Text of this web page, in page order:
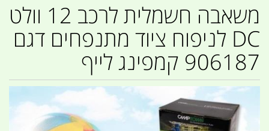
משאבה חשמלית לרכב 12 וולט
DC לניפוח ציוד מתנפחים דגם
906187 קמפינג לייף